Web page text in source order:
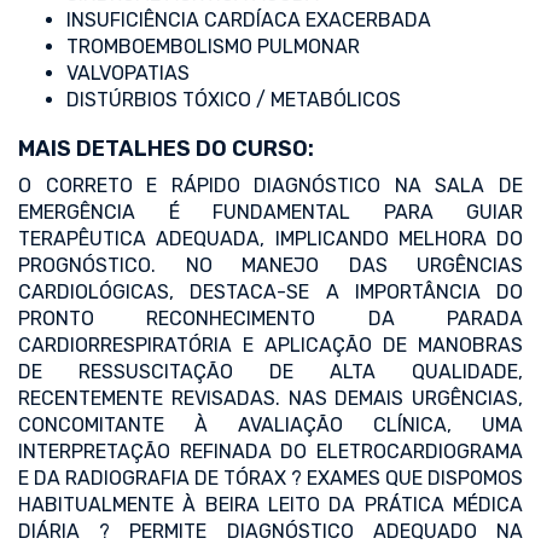
INSUFICIÊNCIA CARDÍACA EXACERBADA
TROMBOEMBOLISMO PULMONAR
VALVOPATIAS
DISTÚRBIOS TÓXICO / METABÓLICOS
MAIS DETALHES DO CURSO:
O CORRETO E RÁPIDO DIAGNÓSTICO NA SALA DE
EMERGÊNCIA É FUNDAMENTAL PARA GUIAR
TERAPÊUTICA ADEQUADA, IMPLICANDO MELHORA DO
PROGNÓSTICO. NO MANEJO DAS URGÊNCIAS
CARDIOLÓGICAS, DESTACA-SE A IMPORTÂNCIA DO
PRONTO RECONHECIMENTO DA PARADA
CARDIORRESPIRATÓRIA E APLICAÇÃO DE MANOBRAS
DE RESSUSCITAÇÃO DE ALTA QUALIDADE,
RECENTEMENTE REVISADAS. NAS DEMAIS URGÊNCIAS,
CONCOMITANTE À AVALIAÇÃO CLÍNICA, UMA
INTERPRETAÇÃO REFINADA DO ELETROCARDIOGRAMA
E DA RADIOGRAFIA DE TÓRAX ? EXAMES QUE DISPOMOS
HABITUALMENTE À BEIRA LEITO DA PRÁTICA MÉDICA
DIÁRIA ? PERMITE DIAGNÓSTICO ADEQUADO NA